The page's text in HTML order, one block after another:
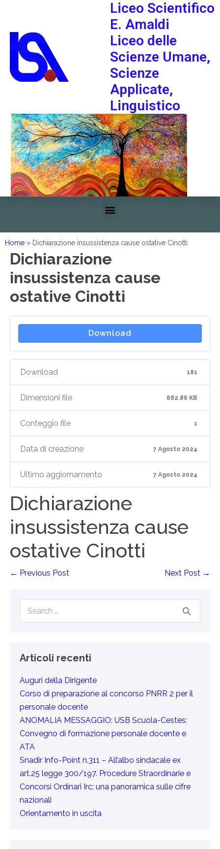
Liceo Scientifico
E. Amaldi
Liceo delle
Scienze Umane,
Scienze
Applicate,
Linguistico
Home » Dichiarazione insussistenza cause ostative Cinotti
Dichiarazione
insussistenza cause
ostative Cinotti
Download
Download 181
Dimensioni file 682.86 KB
Conteggio file 1
Data di creazione 7 Agosto 2024
Ultimo aggiornamento 7 Agosto 2024
Dichiarazione
insussistenza cause
ostative Cinotti
← Previous Post Next Post →
Articoli recenti
Auguri della Dirigente
Corso di preparazione al concorso PNRR 2 per il
personale docente
ANOMALIA MESSAGGIO: USB Scuola-Cestes:
Convegno di formazione personale docente e
ATA
Snadir Info-Point n.311 – All’albo sindacale ex
art.25 legge 300/197. Procedure Straordinarie e
Concorsi Ordinari Irc: una panoramica sulle cifre
nazionali
Orientamento in uscita